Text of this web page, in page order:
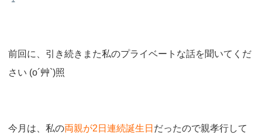
前回に、引き続きまた私のプライベートな話を聞いてくだ
さい (o´艸`)照
今月は、私の両親が2日連続誕生日 だったので親孝行して